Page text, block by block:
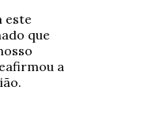
este
que
a